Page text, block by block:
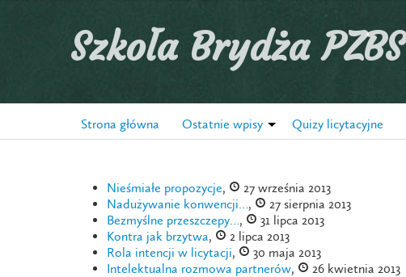
Szkoła Brydża PZBS
Strona główna Ostatnie wpisy Quizy licytacyjne
Nieśmiałe propozycje,
27 września 2013
Nadużywanie konwencji…,
27 sierpnia 2013
Bezmyślne przeszczepy…,
31 lipca 2013
Kontra jak brzytwa,
2 lipca 2013
Rola intencji w licytacji,
30 maja 2013
Intelektualna rozmowa partnerów, 26 kwietnia 2013